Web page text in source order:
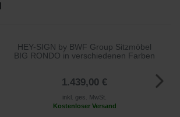
HEY-SIGN by BWF Group Sitzmöbel
BIG RONDO in verschiedenen Farben
1.439,00 €
inkl. ges. MwSt.
Kostenloser Versand